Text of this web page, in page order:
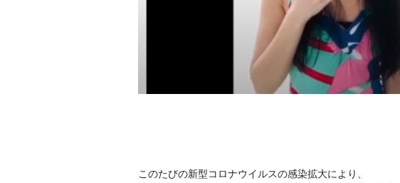
このたびの新型コロナウイルスの感染拡大により、